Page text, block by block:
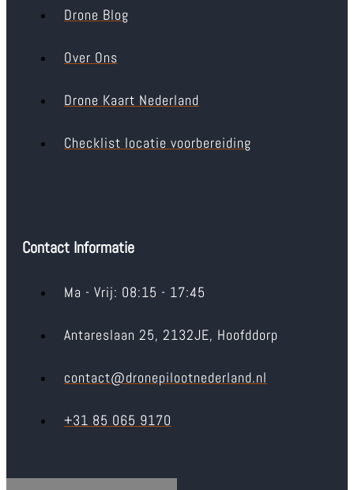
Drone Blog
Over Ons
Drone Kaart Nederland
Checklist locatie voorbereiding
Contact Informatie
Ma - Vrij: 08:15 - 17:45
Antareslaan 25, 2132JE, Hoofddorp
contact@dronepilootnederland.nl
+31 85 065 9170